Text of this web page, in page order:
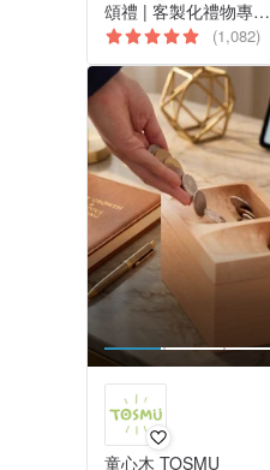
頌禮 | 客製化禮物專門店
(1,082)
童心木 TOSMU